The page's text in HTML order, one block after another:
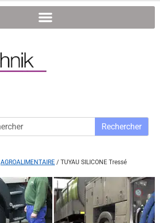
Rechercher
AGROALIMENTAIRE / TUYAU SILICONE Tressé